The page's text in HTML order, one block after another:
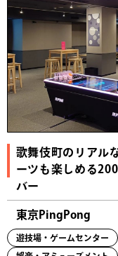
歌舞伎町のリアル
ーツも楽しめる
バー
東京PingPong
遊技場・ゲームセンター